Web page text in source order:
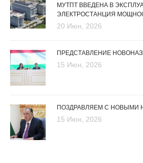
МУТПТ ВВЕДЕНА В
ЭЛЕКТРОСТАНЦИЯ
20 Июн, 2026
ПРЕДСТАВЛЕНИЕ
15 Июн, 2026
ПОЗДРАВЛЯЕМ С НОВЫМИ
15 Июн, 2026